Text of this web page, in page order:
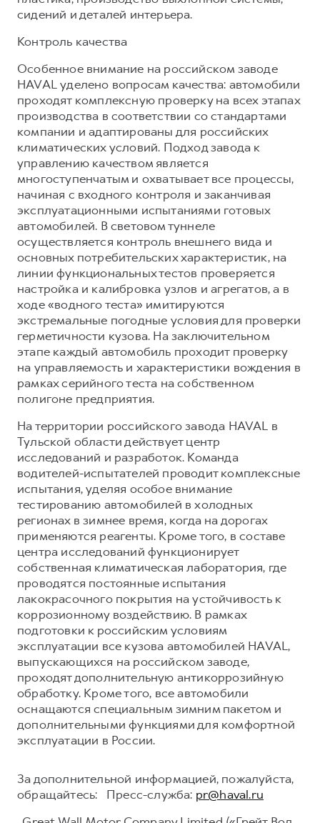
сидений и деталей интерьера.
Контроль качества
Особенное внимание на российском заводе
HAVAL уделено вопросам качества: автомобили
проходят комплексную проверку на всех этапах
производства в соответствии со стандартами
компании и адаптированы для российских
климатических условий. Подход завода к
управлению качеством является
многоступенчатым и охватывает все процессы,
начиная с входного контроля и заканчивая
эксплуатационными испытаниями готовых
автомобилей. В световом туннеле
осуществляется контроль внешнего вида и
основных потребительских характеристик, на
линии функциональных тестов проверяется
настройка и калибровка узлов и агрегатов, а в
ходе «водного теста» имитируются
экстремальные погодные условия для проверки
герметичности кузова. На заключительном
этапе каждый автомобиль проходит проверку
на управляемость и характеристики вождения в
рамках серийного теста на собственном
полигоне предприятия.
На территории российского завода HAVAL в
Тульской области действует центр
исследований и разработок. Команда
водителей-испытателей проводит комплексные
испытания, уделяя особое внимание
тестированию автомобилей в холодных
регионах в зимнее время, когда на дорогах
применяются реагенты. Кроме того, в составе
центра исследований функционирует
собственная климатическая лаборатория, где
проводятся постоянные испытания
лакокрасочного покрытия на устойчивость к
коррозионному воздействию. В рамках
подготовки к российским условиям
эксплуатации все кузова автомобилей HAVAL,
выпускающихся на российском заводе,
проходят дополнительную антикоррозийную
обработку. Кроме того, все автомобили
оснащаются специальным зимним пакетом и
дополнительными функциями для комфортной
эксплуатации в России.
За дополнительной информацией, пожалуйста,
обращайтесь: Пресс-служба: pr@haval.ru